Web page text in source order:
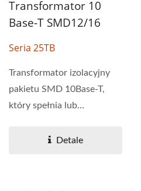
Transformator 10
Base-T SMD12/16
Seria 25TB
Transformator izolacyjny
pakietu SMD 10Base-T,
który spełnia lub
Detale